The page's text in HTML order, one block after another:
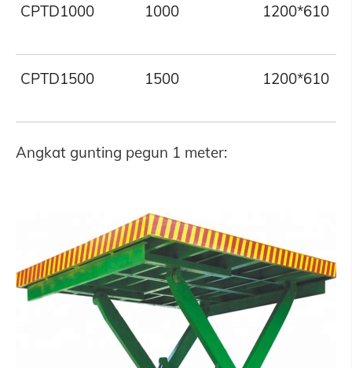
CPTD1000 1000 1200*610
CPTD1500 1500 1200*610
Angkat gunting pegun 1 meter: